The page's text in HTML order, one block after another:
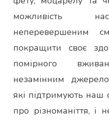
можливість
неперевершеним
покращити своє
помірного
незамінним
які підтримують наш
про різноманіття, і